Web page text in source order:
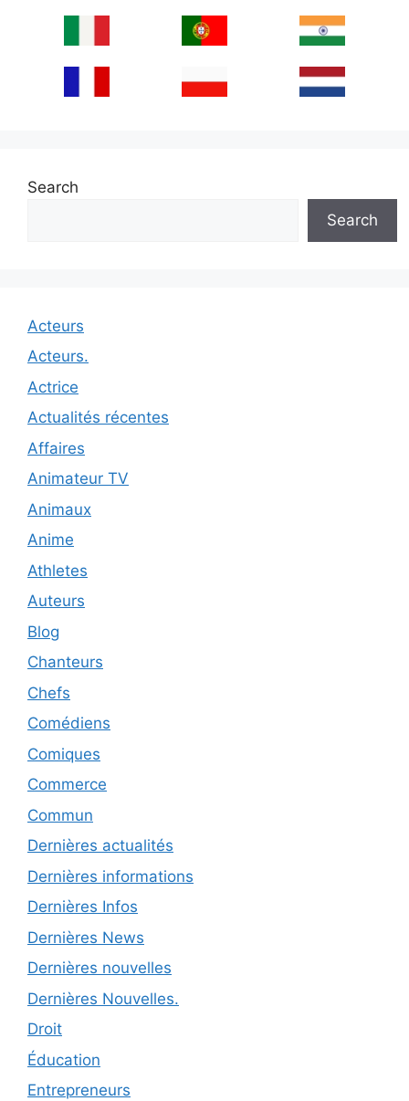
Search
Search
Acteurs
Acteurs.
Actrice
Actualités récentes
Affaires
Animateur TV
Animaux
Anime
Athletes
Auteurs
Blog
Chanteurs
Chefs
Comédiens
Comiques
Commerce
Commun
Dernières actualités
Dernières informations
Dernières Infos
Dernières News
Dernières nouvelles
Dernières Nouvelles.
Droit
Éducation
Entrepreneurs